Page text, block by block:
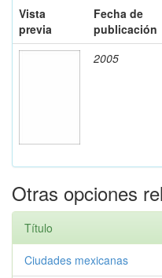
Vista
previa
Fecha de
publicación
2005
Otras opciones
Título
Ciudades mexicanas